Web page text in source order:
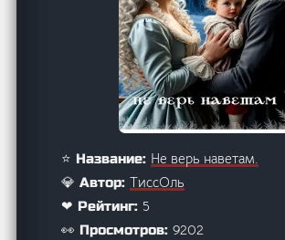
⭐ Название: Не верь наветам.
💎 Автор:ТиссОль
❤ Рейтинг: 5
👀 Просмотров:9202